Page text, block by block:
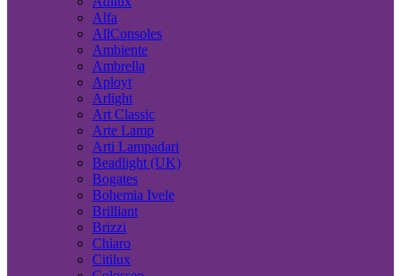
Alfa
AllConsoles
Ambiente
Ambrella
Aployt
Arlight
Art Classic
Arte Lamp
Arti Lampadari
Beadlight (UK)
Bogates
Bohemia Ivele
Brilliant
Brizzi
Chiaro
Citilux